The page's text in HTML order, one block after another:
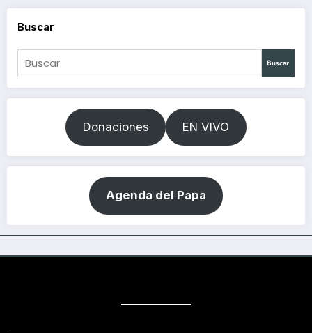
Buscar
Buscar
Donaciones EN VIVO
Agenda del Papa